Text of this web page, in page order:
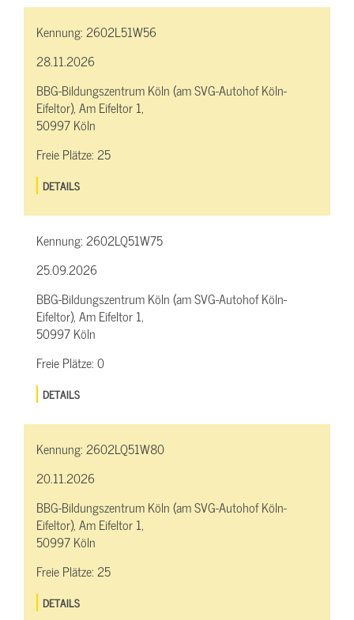
Kennung:2602L51W56
28.11.2026
BBG-Bildungszentrum Köln (am SVG-Autohof Köln-
Eifeltor), Am Eifeltor 1,
50997 Köln
Freie Plätze:25
DETAILS
Kennung:2602LQ51W75
25.09.2026
BBG-Bildungszentrum Köln (am SVG-Autohof Köln-
Eifeltor), Am Eifeltor 1,
50997 Köln
Freie Plätze:0
DETAILS
Kennung:2602LQ51W80
20.11.2026
BBG-Bildungszentrum Köln (am SVG-Autohof Köln-
Eifeltor), Am Eifeltor 1,
50997 Köln
Freie Plätze:25
DETAILS